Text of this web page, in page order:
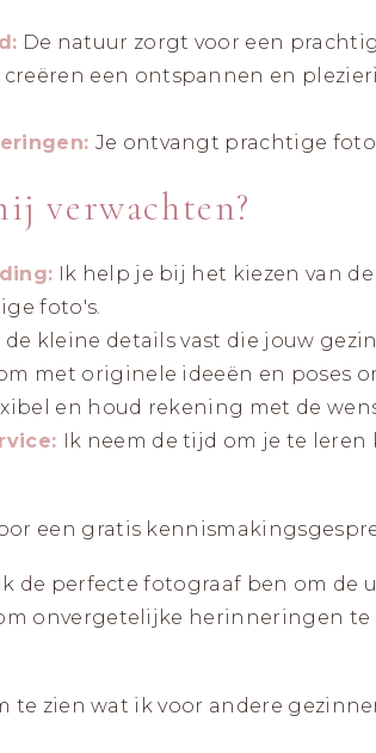
De natuur zorgt voor een
creëren een ontspannen en
Je ontvangt prachtige
verwachten?
Ik help je bij het kiezen van
foto's.
de kleine details vast die jouw
met originele ideeën en poses
en houd rekening met de
Ik neem de tijd om je te
een gratis
de perfecte fotograaf ben om de
onvergetelijke herinneringen
te zien wat ik voor andere